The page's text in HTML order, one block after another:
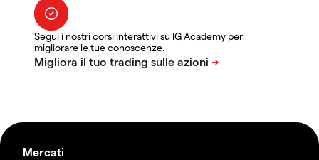
Segui i nostri corsi interattivi su IG Academy per
migliorare le tue conoscenze.
Mercati